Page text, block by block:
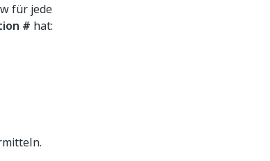
für jede
# hat: